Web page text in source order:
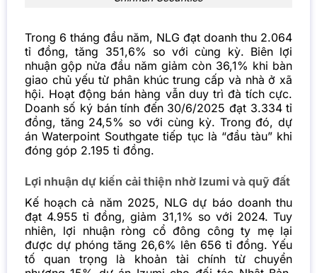
Trong 6 tháng đầu năm, NLG đạt doanh thu 2.064
tỉ đồng, tăng 351,6% so với cùng kỳ. Biên lợi
nhuận gộp nửa đầu năm giảm còn 36,1% khi bàn
giao chủ yếu từ phân khúc trung cấp và nhà ở xã
hội. Hoạt động bán hàng vẫn duy trì đà tích cực.
Doanh số ký bán tính đến 30/6/2025 đạt 3.334 tỉ
đồng, tăng 24,5% so với cùng kỳ. Trong đó, dự
án Waterpoint Southgate tiếp tục là “đầu tàu” khi
đóng góp 2.195 tỉ đồng.
Lợi nhuận dự kiến cải thiện nhờ Izumi và quỹ đất
Kế hoạch cả năm 2025, NLG dự báo doanh thu
đạt 4.955 tỉ đồng, giảm 31,1% so với 2024. Tuy
nhiên, lợi nhuận ròng cổ đông công ty mẹ lại
được dự phóng tăng 26,6% lên 656 tỉ đồng. Yếu
tố quan trọng là khoản tài chính từ chuyển